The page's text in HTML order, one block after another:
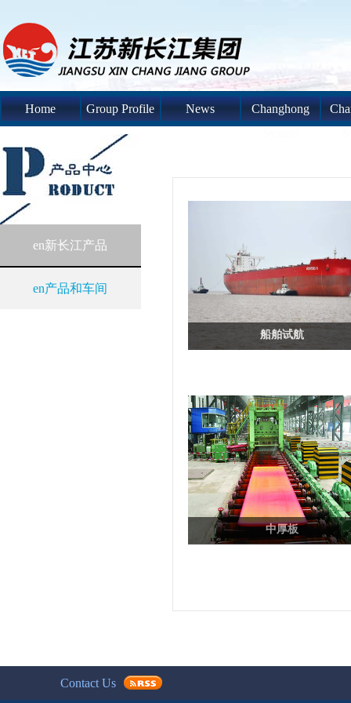
Home Group Profile News
Changhong
en新长江产品
en产品和车间
船舶试航
中厚板
Contact Us